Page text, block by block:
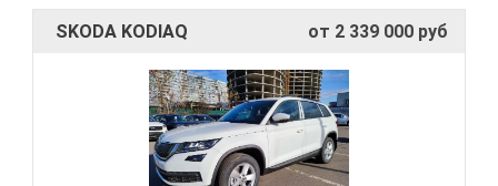
SKODA KODIAQ от 2 339 000 руб